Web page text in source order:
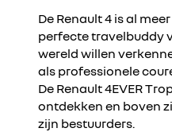
De Renault 4 is al
perfecte travelbuddy
wereld willen
als professionele
De Renault 4EVER
ontdekken en boven
zijn bestuurders.